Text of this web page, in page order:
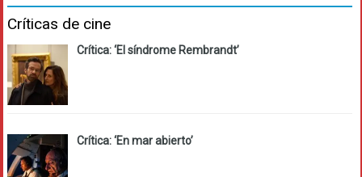
Críticas de cine
Crítica: ‘El síndrome Rembrandt’
Crítica: ‘En mar abierto’